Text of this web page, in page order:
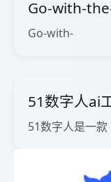
Go-with-
Go-with-
51数字人ai
51数字人是一款